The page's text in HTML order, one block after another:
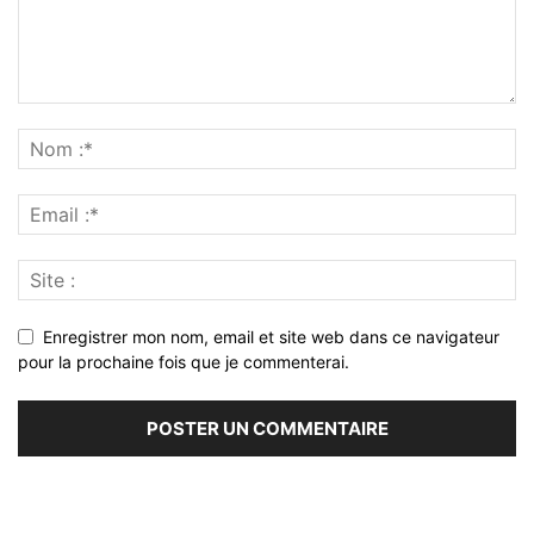
Enregistrer mon nom, email et site web dans ce navigateur
pour la prochaine fois que je commenterai.